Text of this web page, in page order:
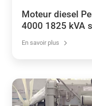
Moteur diesel
4000 1825 kVA
En savoir plus